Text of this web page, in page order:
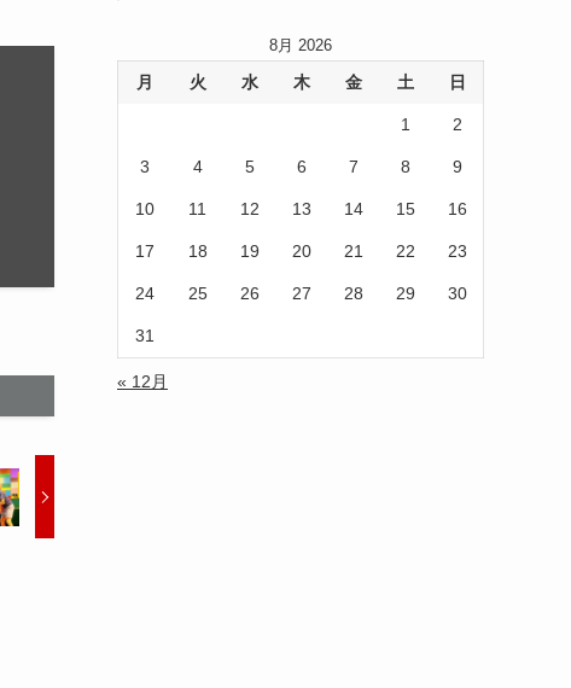
8月 2026
月 火 水 木 金 土 日
1 2
3 4 5 6 7 8 9
10 11 12 13 14 15 16
17 18 19 20 21 22 23
24 25 26 27 28 29 30
31
« 12月